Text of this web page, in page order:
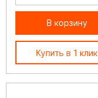
В корзину
Купить в 1 клик